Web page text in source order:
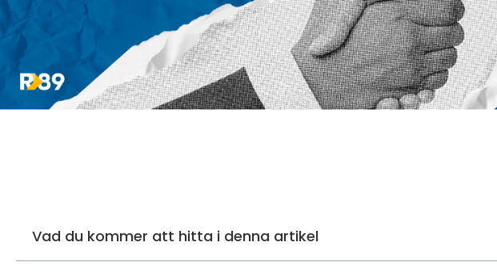
Vad du kommer att hitta i denna artikel